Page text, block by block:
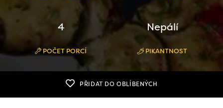
4
POČET PORCÍ
Nepálí
PIKANTNOST
PŘIDAT DO OBLÍBENÝCH